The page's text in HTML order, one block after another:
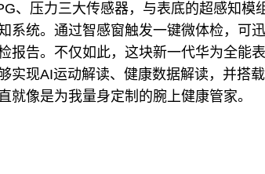
、压力三大传感器，与表底的超感知模
系统。通过智感窗触发一键微体检，可
报告。不仅如此，这块新一代华为全能
实现AI运动解读、健康数据解读，并搭
就像是为我量身定制的腕上健康管家。